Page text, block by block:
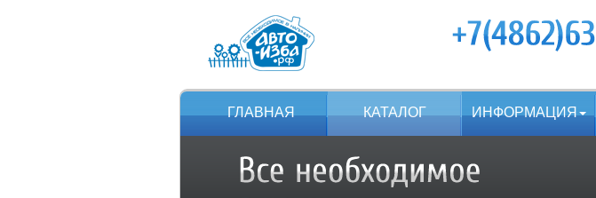
ГЛАВНАЯ КАТАЛОГ ИНФОРМАЦИЯ